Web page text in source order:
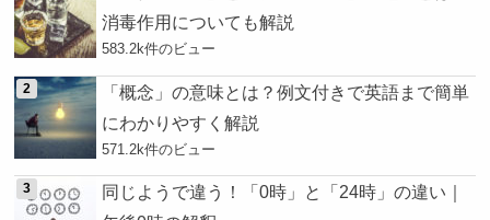
消毒作用についても解説
583.2k件のビュー
「概念」の意味とは？例文付きで英語まで簡単
にわかりやすく解説
571.2k件のビュー
同じようで違う！「0時」と「24時」の違い｜